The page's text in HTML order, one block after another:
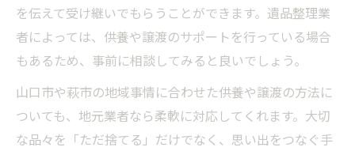
を伝えて受け継いでもらうことができます。遺品整理業
者によっては、供養や譲渡のサポートを行っている場合
もあるため、事前に相談してみると良いでしょう。
山口市や萩市の地域事情に合わせた供養や譲渡の方法に
ついても、地元業者なら柔軟に対応してくれます。大切
な品々を「ただ捨てる」だけでなく、思い出をつなぐ手